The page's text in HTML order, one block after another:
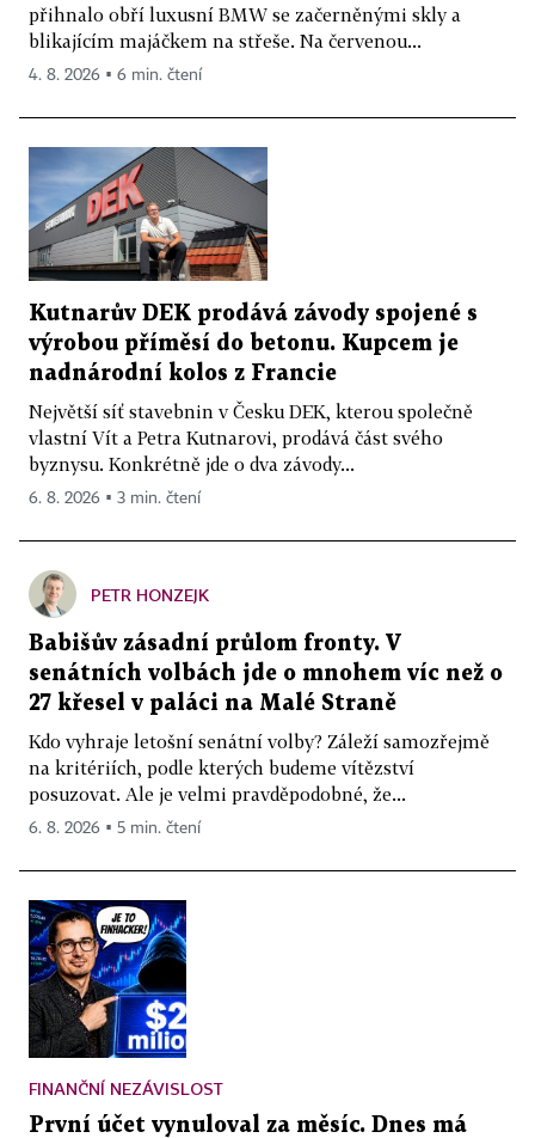
přihnalo obří luxusní BMW se začerněnými skly a
blikajícím majáčkem na střeše. Na červenou...
4. 8. 2026 ▪ 6 min. čtení
Kutnarův DEK prodává závody spojené s
výrobou příměsí do betonu. Kupcem je
nadnárodní kolos z Francie
Největší síť stavebnin v Česku DEK, kterou společně
vlastní Vít a Petra Kutnarovi, prodává část svého
byznysu. Konkrétně jde o dva závody...
6. 8. 2026 ▪ 3 min. čtení
PETR HONZEJK
Babišův zásadní průlom fronty. V
senátních volbách jde o mnohem víc než o
27 křesel v paláci na Malé Straně
Kdo vyhraje letošní senátní volby? Záleží samozřejmě
na kritériích, podle kterých budeme vítězství
posuzovat. Ale je velmi pravděpodobné, že...
6. 8. 2026 ▪ 5 min. čtení
FINANČNÍ NEZÁVISLOST
První účet vynuloval za měsíc. Dnes má